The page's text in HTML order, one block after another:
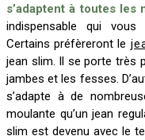
s’adaptent à toutes les
indispensable qui
Certains préfèreront le
jean slim. Il se porte très
jambes et les fesses.
s’adapte à de
moulante qu’un jean
slim est devenu avec le